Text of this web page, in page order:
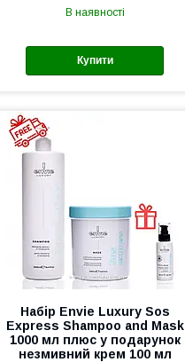
В наявності
Купити
Набір Envie Luxury Sos
Express Shampoo and Mask
1000 мл плюс у подарунок
незмивний крем 100 мл